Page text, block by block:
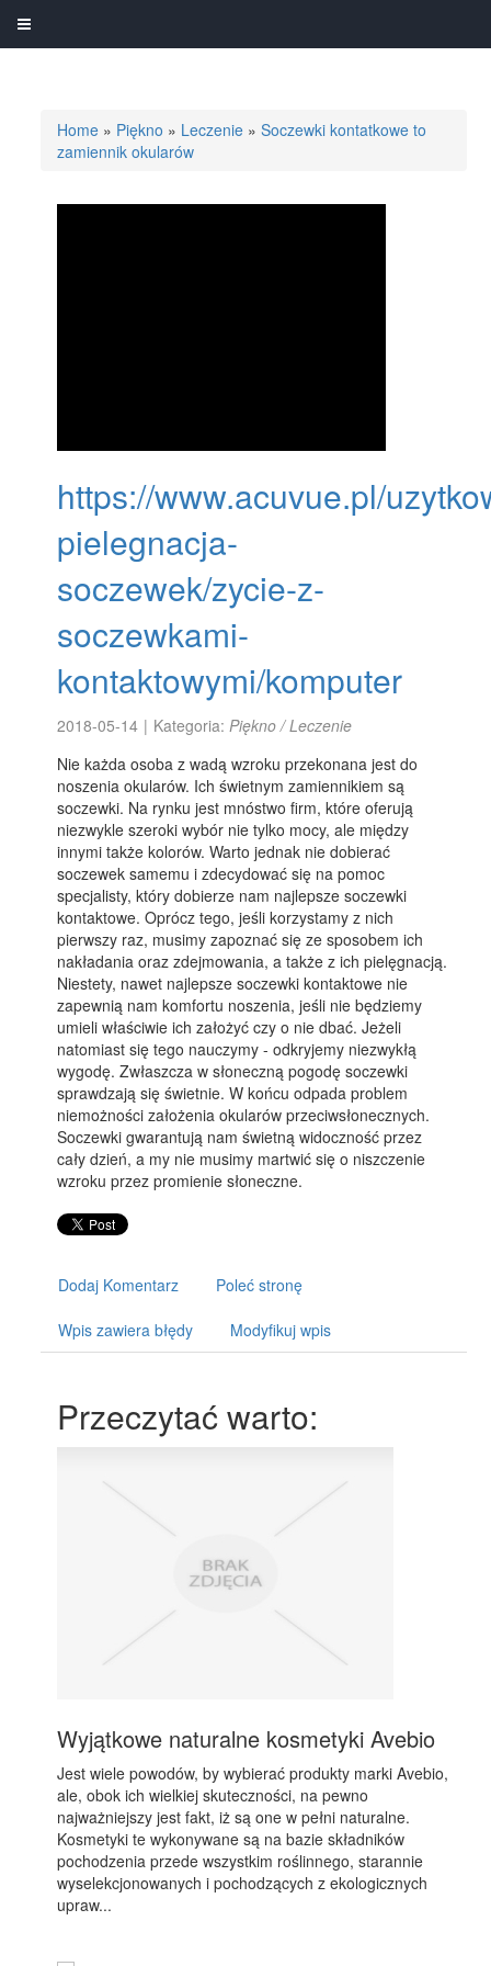
Home » Piękno » Leczenie »Soczewki kontatkowe to
zamiennik okularów
https://www.acuvue.pl/
pielegnacja-
soczewek/zycie-z-
soczewkami-
kontaktowymi/komputer
2018-05-14 | Kategoria:Piękno / Leczenie
Nie każda osoba z wadą wzroku przekonana jest do
noszenia okularów. Ich świetnym zamiennikiem są
soczewki. Na rynku jest mnóstwo firm, które oferują
niezwykle szeroki wybór nie tylko mocy, ale między
innymi także kolorów. Warto jednak nie dobierać
soczewek samemu i zdecydować się na pomoc
specjalisty, który dobierze nam najlepsze soczewki
kontaktowe. Oprócz tego, jeśli korzystamy z nich
pierwszy raz, musimy zapoznać się ze sposobem ich
nakładania oraz zdejmowania, a także z ich pielęgnacją.
Niestety, nawet najlepsze soczewki kontaktowe nie
zapewnią nam komfortu noszenia, jeśli nie będziemy
umieli właściwie ich założyć czy o nie dbać. Jeżeli
natomiast się tego nauczymy - odkryjemy niezwykłą
wygodę. Zwłaszcza w słoneczną pogodę soczewki
sprawdzają się świetnie. W końcu odpada problem
niemożności założenia okularów przeciwsłonecznych.
Soczewki gwarantują nam świetną widoczność przez
cały dzień, a my nie musimy martwić się o niszczenie
wzroku przez promienie słoneczne.
Dodaj Komentarz Poleć stronę
Wpis zawiera błędy Modyfikuj wpis
Przeczytać warto:
Wyjątkowe naturalne kosmetyki Avebio
Jest wiele powodów, by wybierać produkty marki Avebio,
ale, obok ich wielkiej skuteczności, na pewno
najważniejszy jest fakt, iż są one w pełni naturalne.
Kosmetyki te wykonywane są na bazie składników
pochodzenia przede wszystkim roślinnego, starannie
wyselekcjonowanych i pochodzących z ekologicznych
upraw...